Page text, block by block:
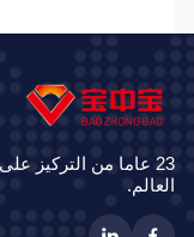
23 عاما من التركيز على